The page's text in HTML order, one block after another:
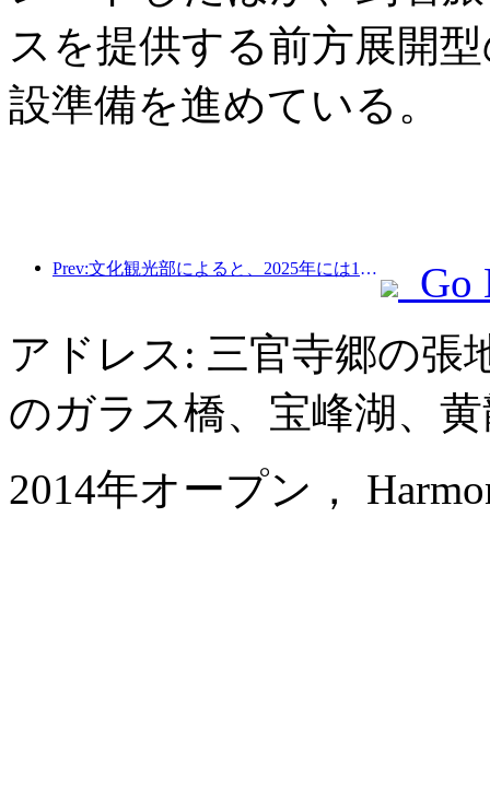
スを提供する前方展開
設準備を進めている。
Prev:文化観光部によると、2025年には16,994か所のA級景勝地が75億1000万人の観光客を迎え、5544億9000万元の観光収入を生み出した。
Go
アドレス: 三官寺郷の張
のガラス橋、宝峰湖、
2014年オープン，